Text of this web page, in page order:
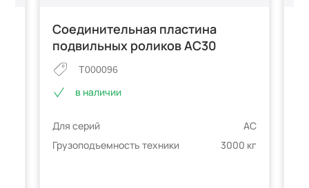
Соединительная пластина
подвильных роликов AC30
T000096
в наличии
Для серий
AC
Грузоподъемность техники
3000 кг